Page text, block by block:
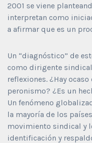
2001 se viene
interpretan como
a afirmar que es un
Un “diagnóstico” de
como dirigente
reflexiones. ¿Hay
peronismo? ¿Es un
Un fenómeno
la mayoría de los
movimiento sindical y
identificación y